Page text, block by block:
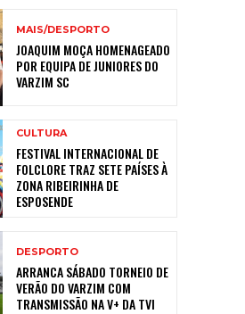
MAIS/DESPORTO
JOAQUIM MOÇA HOMENAGEADO
POR EQUIPA DE JUNIORES DO
VARZIM SC
CULTURA
FESTIVAL INTERNACIONAL DE
FOLCLORE TRAZ SETE PAÍSES À
ZONA RIBEIRINHA DE
ESPOSENDE
DESPORTO
ARRANCA SÁBADO TORNEIO DE
VERÃO DO VARZIM COM
TRANSMISSÃO NA V+ DA TVI